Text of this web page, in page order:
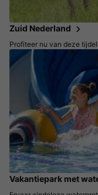
Zuid Nederland
Profiteer nu van deze
Vakantiepark met